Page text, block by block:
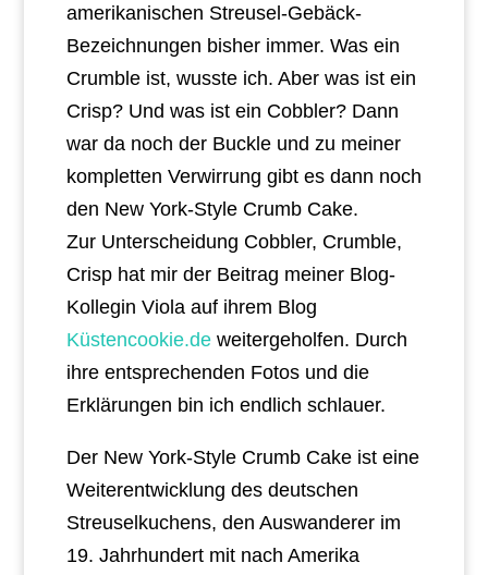
amerikanischen Streusel-Gebäck-
Bezeichnungen bisher immer. Was ein
Crumble ist, wusste ich. Aber was ist ein
Crisp? Und was ist ein Cobbler? Dann
war da noch der Buckle und zu meiner
kompletten Verwirrung gibt es dann noch
den New York-Style Crumb Cake.
Zur Unterscheidung Cobbler, Crumble,
Crisp hat mir der Beitrag meiner Blog-
Kollegin Viola auf ihrem Blog
Küstencookie.deweitergeholfen. Durch
ihre entsprechenden Fotos und die
Erklärungen bin ich endlich schlauer.
Der New York-Style Crumb Cake ist eine
Weiterentwicklung des deutschen
Streuselkuchens, den Auswanderer im
19. Jahrhundert mit nach Amerika